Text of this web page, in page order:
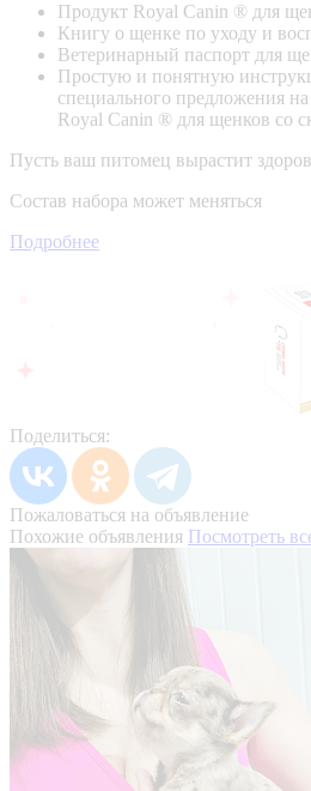
Продукт Royal Canin ® для
Книгу о щенке по уходу и
Ветеринарный паспорт для
Простую и понятную
специального предложения
Royal Canin ® для щенков со
Пусть ваш питомец вырастит
Состав набора может меняться
Подробнее
Поделиться:
Пожаловаться на объявление
Похожие объявления Посмотреть